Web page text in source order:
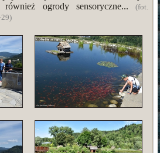
również ogrody sensoryczne...(fot.
29)